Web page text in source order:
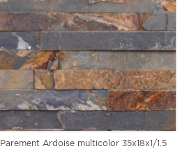
Parement Ardoise multicolor 35x18x1/1.5